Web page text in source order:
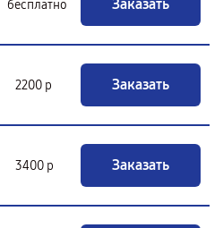
бесплатно Заказать
2200 р Заказать
3400 р Заказать